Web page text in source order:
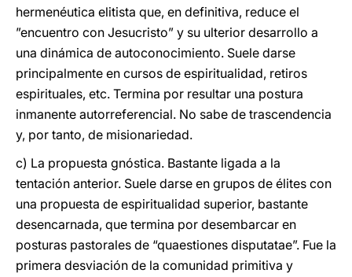
hermenéutica elitista que, en definitiva, reduce el
”encuentro con Jesucristo” y su ulterior desarrollo a
una dinámica de autoconocimiento. Suele darse
principalmente en cursos de espiritualidad, retiros
espirituales, etc. Termina por resultar una postura
inmanente autorreferencial. No sabe de trascendencia
y, por tanto, de misionariedad.
c) La propuesta gnóstica. Bastante ligada a la
tentación anterior. Suele darse en grupos de élites con
una propuesta de espiritualidad superior, bastante
desencarnada, que termina por desembarcar en
posturas pastorales de “quaestiones disputatae”. Fue la
primera desviación de la comunidad primitiva y